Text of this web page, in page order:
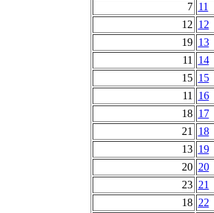
7 11
12 12
19 13
11
14
15 15
11
16
18 17
21
18
13 19
20 20
23 21
18 22